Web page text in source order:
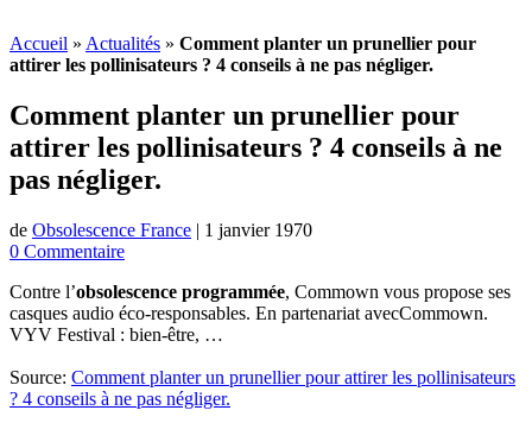
Accueil » Actualités » Comment planter un prunellier pour
attirer les pollinisateurs ? 4 conseils à ne pas négliger.
Comment planter un prunellier pour
attirer les pollinisateurs ? 4 conseils à ne
pas négliger.
de Obsolescence France | 1 janvier 1970
0 Commentaire
Contre l’obsolescence programmée, Commown vous propose ses
casques audio éco-responsables. En partenariat avecCommown.
VYV Festival : bien-être, …
Source: Comment planter un prunellier pour attirer les pollinisateurs
? 4 conseils à ne pas négliger.